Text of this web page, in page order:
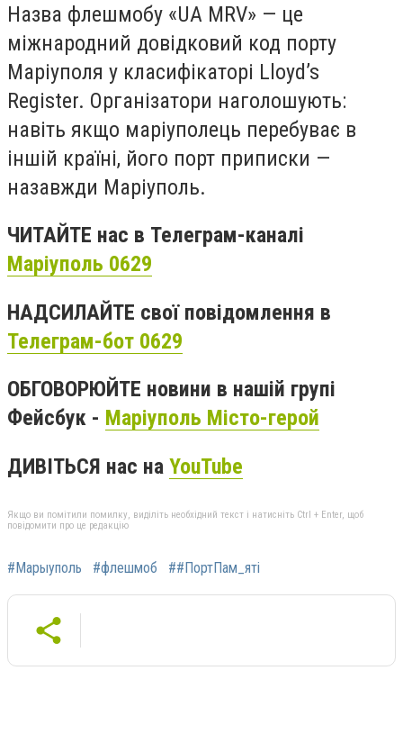
Назва флешмобу «UA MRV» — це
міжнародний довідковий код порту
Маріуполя у класифікаторі Lloyd’s
Register. Організатори наголошують:
навіть якщо маріуполець перебуває в
іншій країні, його порт приписки —
назавжди Маріуполь.
ЧИТАЙТЕ нас в Телеграм-каналі
Маріуполь 0629
НАДСИЛАЙТЕ свої повідомлення в
Телеграм-бот 0629
ОБГОВОРЮЙТЕ новини в нашій групі
Фейсбук - Маріуполь Місто-герой
ДИВІТЬСЯ нас на YouTube
Якщо ви помітили помилку, виділіть необхідний текст і натисніть Ctrl + Enter, щоб
повідомити про це редакцію
#Марыуполь #флешмоб ##ПортПам_яті